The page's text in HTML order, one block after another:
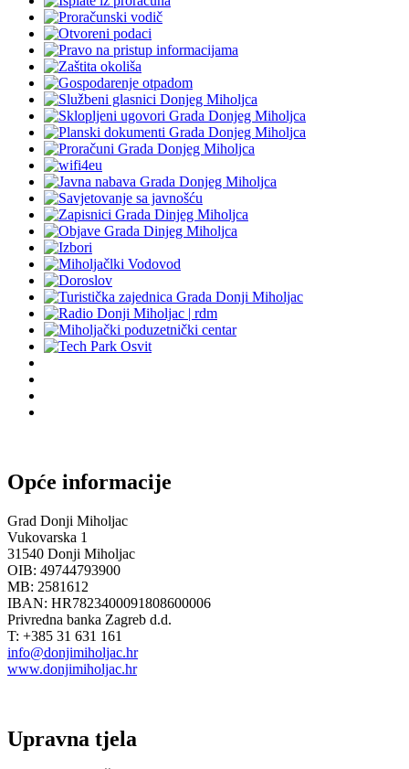
Opće informacije
Grad Donji Miholjac
Vukovarska 1
31540 Donji Miholjac
OIB: 49744793900
MB: 2581612
IBAN: HR7823400091808600006
Privredna banka Zagreb d.d.
T: +385 31 631 161
info@donjimiholjac.hr
www.donjimiholjac.hr
Upravna tjela